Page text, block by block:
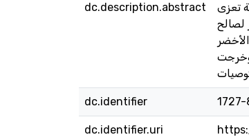
dc.description.abstract
تعزى
لصالح
وخرجت
dc.identifier
dc.identifier.uri